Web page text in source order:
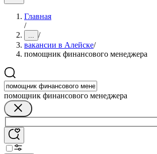
Главная
/
... /
вакансии в Алейске/
помощник финансового менеджера
помощник финансового менеджера